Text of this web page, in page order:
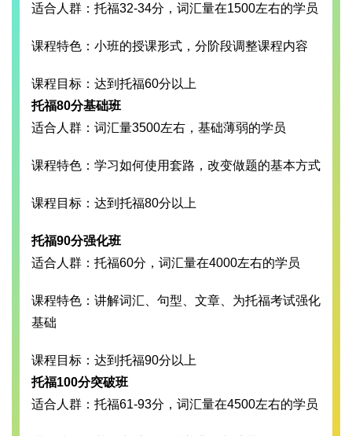
适合人群：托福32-34分，词汇量在1500左右的学员
课程特色：小班的授课形式，分阶段调整课程内容
课程目标：达到托福60分以上
托福80分基础班
适合人群：词汇量3500左右，基础薄弱的学员
课程特色：学习如何使用套路，改变做题的基本方式
课程目标：达到托福80分以上
托福90分强化班
适合人群：托福60分，词汇量在4000左右的学员
课程特色：讲解词汇、句型、文章、为托福考试强化
基础
课程目标：达到托福90分以上
托福100分突破班
适合人群：托福61-93分，词汇量在4500左右的学员